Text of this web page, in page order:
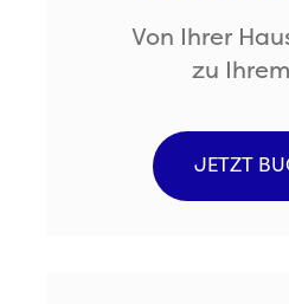
Von Ihrer
zu
JETZT